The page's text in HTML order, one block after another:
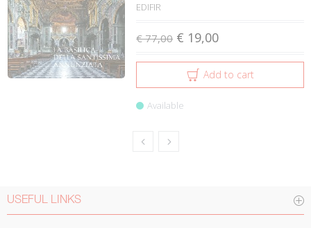
EDIFIR
€ 77,00 € 19,00
Add to cart
Available
USEFUL LINKS